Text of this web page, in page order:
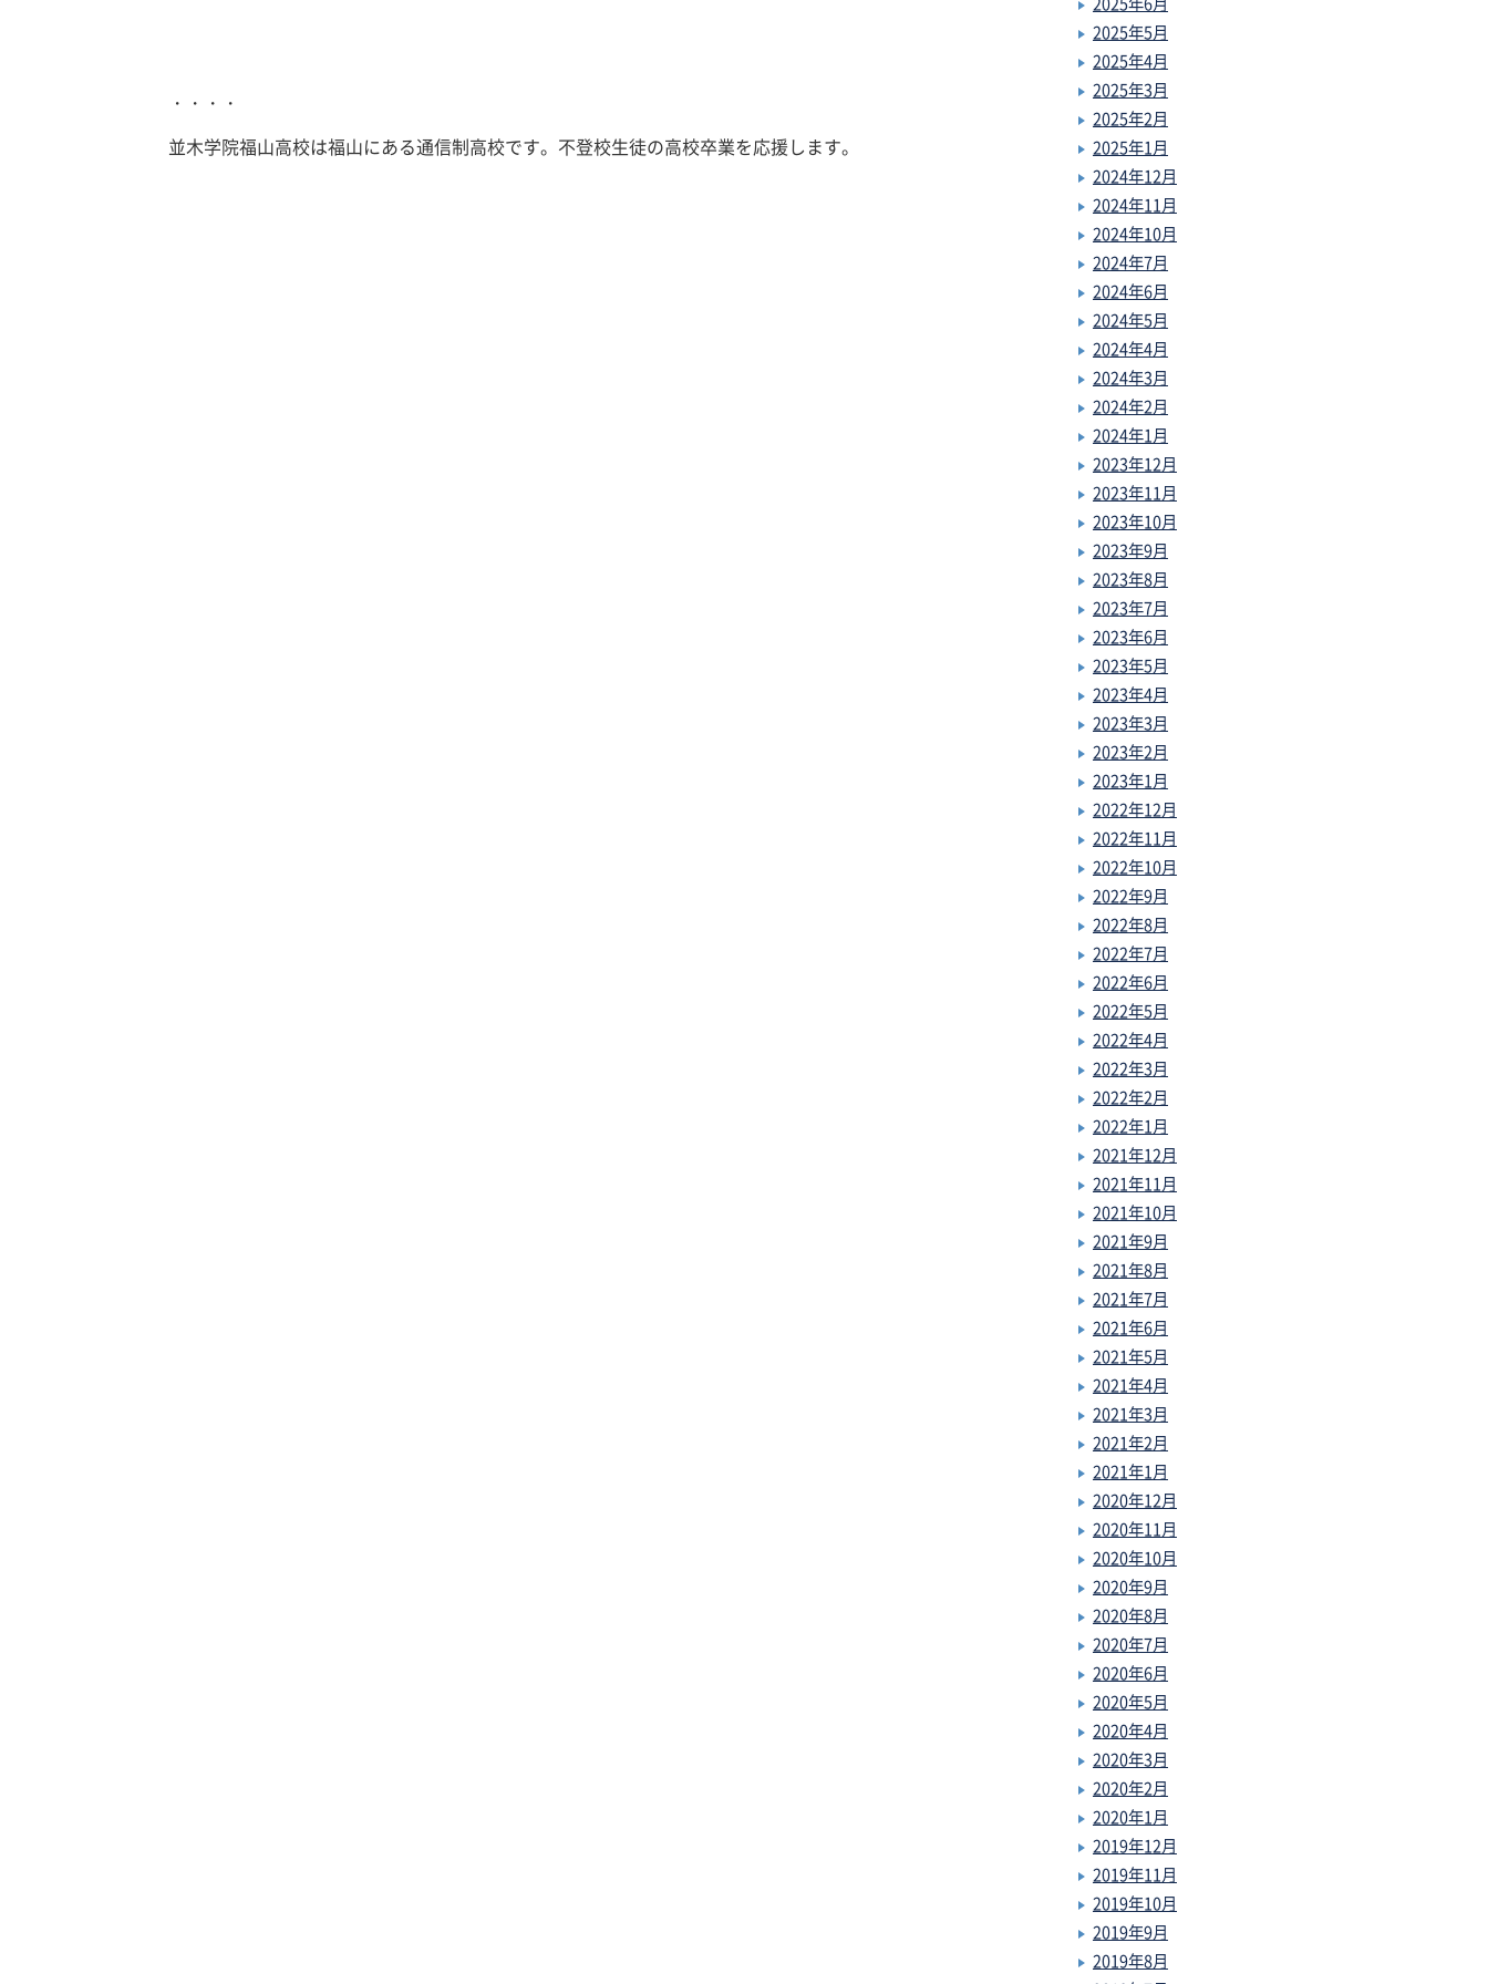
・・・・
並木学院福山高校は福山にある通信制高校です。不登校生徒の高校卒業を応援します。
2025年5月
2025年4月
2025年3月
2025年2月
2025年1月
2024年12月
2024年11月
2024年10月
2024年7月
2024年6月
2024年5月
2024年4月
2024年3月
2024年2月
2024年1月
2023年12月
2023年11月
2023年10月
2023年9月
2023年8月
2023年7月
2023年6月
2023年5月
2023年4月
2023年3月
2023年2月
2023年1月
2022年12月
2022年11月
2022年10月
2022年9月
2022年8月
2022年7月
2022年6月
2022年5月
2022年4月
2022年3月
2022年2月
2022年1月
2021年12月
2021年11月
2021年10月
2021年9月
2021年8月
2021年7月
2021年6月
2021年5月
2021年4月
2021年3月
2021年2月
2021年1月
2020年12月
2020年11月
2020年10月
2020年9月
2020年8月
2020年7月
2020年6月
2020年5月
2020年4月
2020年3月
2020年2月
2020年1月
2019年12月
2019年11月
2019年10月
2019年9月
2019年8月